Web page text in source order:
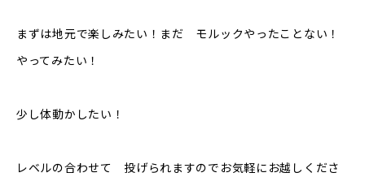
まずは地元で楽しみたい！まだ モルックやったことない！
やってみたい！
少し体動かしたい！
レベルの合わせて 投げられますのでお気軽にお越しくださ